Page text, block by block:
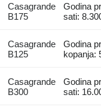
Casagrande
B175
Godina
sati:
Casagrande
B125
Godina
kopanja:
Casagrande
B300
Godina
sati: